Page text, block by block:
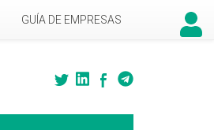
GUÍA DE EMPRESAS